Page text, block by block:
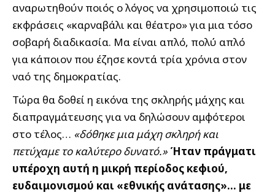
αναρωτηθούν ποιός ο λόγος να χρησιμοποιώ τις
εκφράσεις «καρναβάλι και θέατρο» για μια τόσο
σοβαρή διαδικασία. Μα είναι απλό, πολύ απλό
για κάποιον που έζησε κοντά τρία χρόνια στον
ναό της δημοκρατίας.
Τώρα θα δοθεί η εικόνα της σκληρής μάχης και
διαπραγμάτευσης για να δηλώσουν αμφότεροι
στο τέλος… «δόθηκε μια μάχη σκληρή και
πετύχαμε το καλύτερο δυνατό.» Ήταν πράγματι
υπέροχη αυτή η μικρή περίοδος κεφιού,
ευδαιμονισμού και «εθνικής ανάτασης»… με